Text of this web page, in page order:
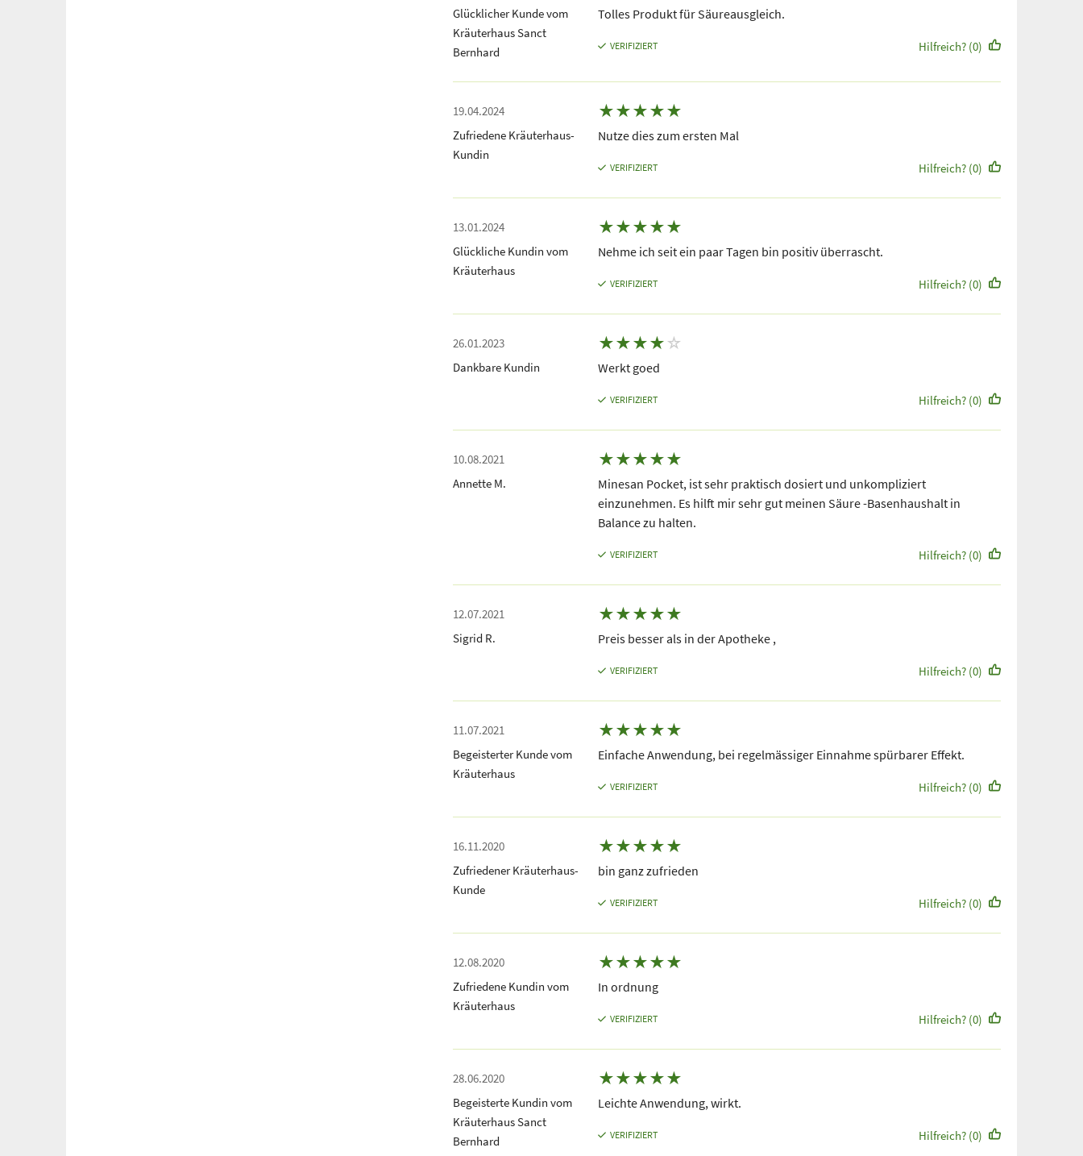
Glücklicher Kunde vom
Kräuterhaus Sanct
Bernhard
Tolles Produkt für Säureausgleich.
VERIFIZIERT Hilfreich? (0)
19.04.2024
Zufriedene Kräuterhaus-
Kundin
★★★★★
Nutze dies zum ersten Mal
VERIFIZIERT Hilfreich? (0)
13.01.2024
Glückliche Kundin vom
Kräuterhaus
★★★★★
Nehme ich seit ein paar Tagen bin positiv überrascht.
VERIFIZIERT Hilfreich? (0)
26.01.2023
Dankbare Kundin
★★★★ ☆
Werkt goed
VERIFIZIERT Hilfreich? (0)
10.08.2021
Annette M.
★★★★★
Minesan Pocket, ist sehr praktisch dosiert und unkompliziert
einzunehmen. Es hilft mir sehr gut meinen Säure -Basenhaushalt in
Balance zu halten.
VERIFIZIERT Hilfreich? (0)
12.07.2021
Sigrid R.
★★★★★
Preis besser als in der Apotheke ,
VERIFIZIERT Hilfreich? (0)
11.07.2021
Begeisterter Kunde vom
Kräuterhaus
★★★★★
Einfache Anwendung, bei regelmässiger Einnahme spürbarer Effekt.
VERIFIZIERT Hilfreich? (0)
16.11.2020
Zufriedener Kräuterhaus-
Kunde
★★★★★
bin ganz zufrieden
VERIFIZIERT Hilfreich? (0)
12.08.2020
Zufriedene Kundin vom
Kräuterhaus
★★★★★
In ordnung
VERIFIZIERT Hilfreich? (0)
28.06.2020
Begeisterte Kundin vom
Kräuterhaus Sanct
Bernhard
★★★★★
Leichte Anwendung, wirkt.
VERIFIZIERT Hilfreich? (0)